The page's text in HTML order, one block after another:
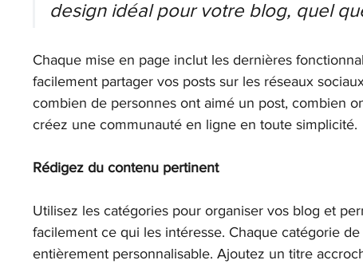
design idéal pour votre blog, quel
Chaque mise en page inclut les dernières
facilement partager vos posts sur les réseaux
combien de personnes ont aimé un post, combien
créez une communauté en ligne en toute simplicité.
Rédigez du contenu pertinent
Utilisez les catégories pour organiser vos blog et
facilement ce qui les intéresse. Chaque catégorie
entièrement personnalisable. Ajoutez un titre